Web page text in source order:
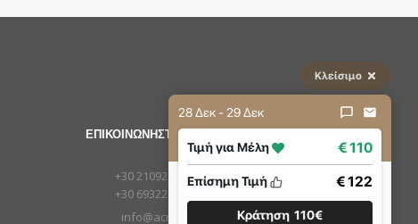
ΕΠΙΚΟΙΝΩΝΗΣΤΕ ΜΑΖΙ ΜΑΣ
+30 2109210222
+30 6932277651
info@acropolistay.gr
Κλείσιμο
28 Δεκ - 29 Δεκ
Τιμή για Μέλη € 110
Επίσημη Τιμή € 122
Κράτηση 110€